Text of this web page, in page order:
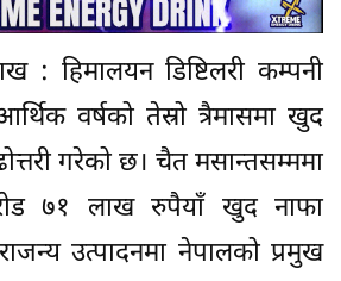
: हिमालयन डिष्टिलरी कम्पनी
वर्षको तेस्रो त्रैमासमा खुद
गरेको छ। चैत मसान्तसम्ममा
७१ लाख रुपैयाँ खुद नाफा
उत्पादनमा नेपालको प्रमुख